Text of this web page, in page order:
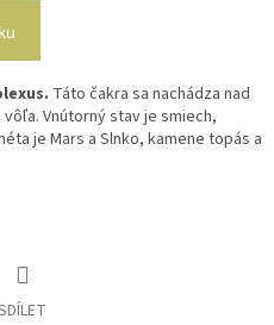
Táto čakra sa nachádza nad
Vnútorný stav je smiech,
je Mars a Slnko, kamene topás a